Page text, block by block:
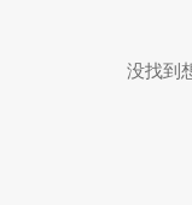
没找到